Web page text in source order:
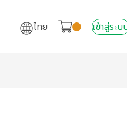
ไทย เข้าสู่ระบ